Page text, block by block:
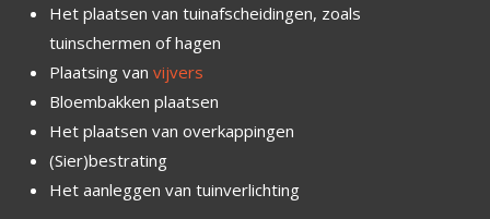
Het plaatsen van tuinafscheidingen, zoals
tuinschermen of hagen
Plaatsing van vijvers
Bloembakken plaatsen
Het plaatsen van overkappingen
(Sier)bestrating
Het aanleggen van tuinverlichting